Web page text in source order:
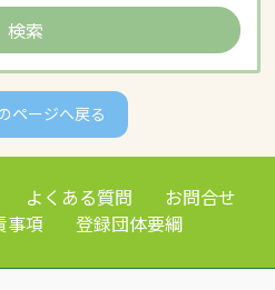
ページへ戻る
よくある質問
お問合せ
事項 登録団体要綱